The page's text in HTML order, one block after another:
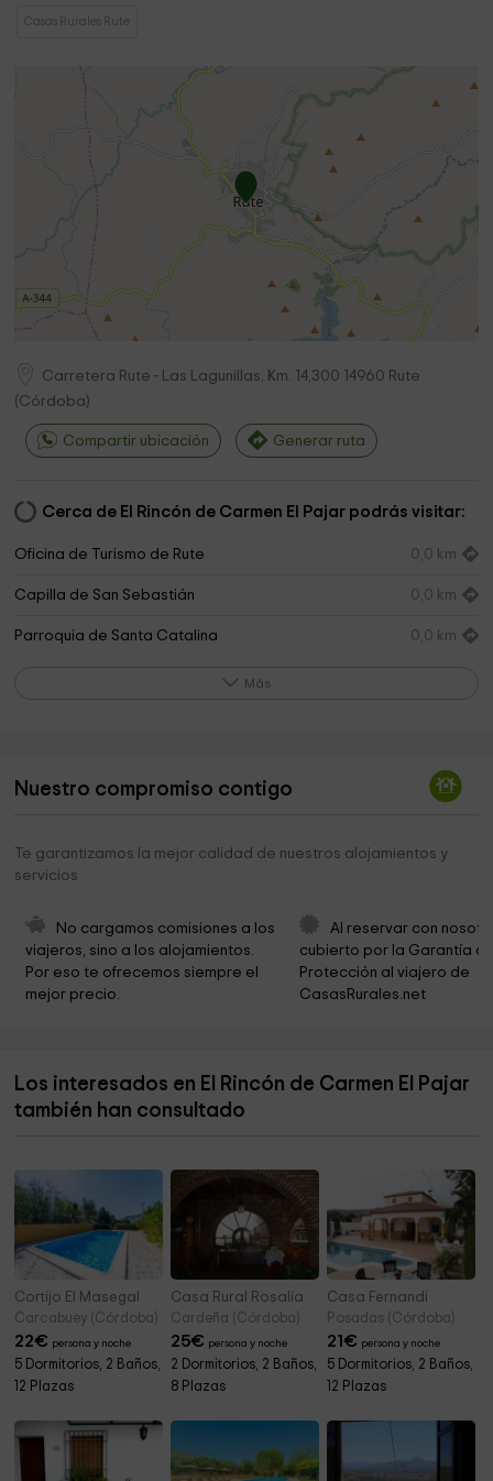
Casas Rurales Rute
Carretera Rute - Las Lagunillas, Km. 14,300 14960 Rute
(Córdoba)
Compartir ubicación Generar ruta
Cerca de El Rincón de Carmen El Pajar podrás visitar:
Oficina de Turismo de Rute 0,0 km
Capilla de San Sebastián 0,0 km
Parroquia de Santa Catalina 0,0 km
Parroquia de Santa Catalina Mártir
Ermita de la Santa Vera+Cruz 0,2 km
Cementerio
Parroquia de San Francisco de Asis
La Casa Museo de Jamones Rute
Anis Museum 0,6 km
Museo Del Azucar De La Flor De Rute 0,7 km
Más
Nuestro compromiso contigo
Te garantizamos la mejor calidad de nuestros alojamientos y
servicios
No cargamos comisiones a los
viajeros, sino a los alojamientos.
Por eso te ofrecemos siempre el
mejor precio.
Al reservar con
cubierto por la Garantía
Protección al viajero de
CasasRurales.net
Los interesados en El Rincón de Carmen El Pajar
también han consultado
Cortijo El Masegal
Carcabuey (Córdoba)
22€ persona y noche
5 Dormitorios, 2 Baños,
12 Plazas
Casa Rural Rosalía
Cardeña (Córdoba)
25€ persona y noche
2 Dormitorios, 2 Baños,
8 Plazas
Casa Fernandi
Posadas (Córdoba)
21€ persona y noche
5 Dormitorios, 2 Baños,
12 Plazas